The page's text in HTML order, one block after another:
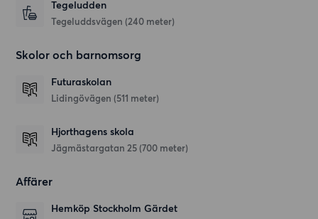
Tegeludden
Tegeluddsvägen (240 meter)
Skolor och barnomsorg
Futuraskolan
Lidingövägen (511 meter)
Hjorthagens skola
Jägmästargatan 25 (700 meter)
Affärer
Hemköp Stockholm Gärdet